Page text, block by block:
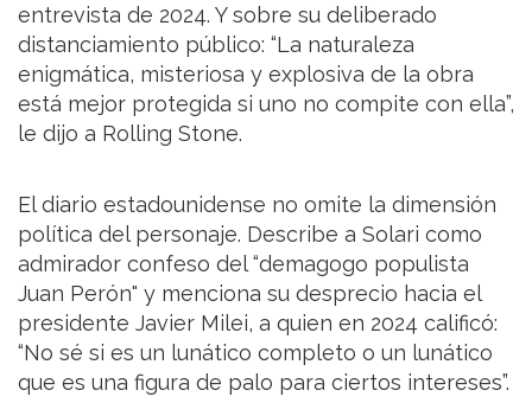
entrevista de 2024. Y sobre su deliberado
distanciamiento público: “La naturaleza
enigmática, misteriosa y explosiva de la obra
está mejor protegida si uno no compite con ella”,
le dijo a Rolling Stone.
El diario estadounidense no omite la dimensión
política del personaje. Describe a Solari como
admirador confeso del “demagogo populista
Juan Perón" y menciona su desprecio hacia el
presidente Javier Milei, a quien en 2024 calificó:
“No sé si es un lunático completo o un lunático
que es una figura de palo para ciertos intereses”.